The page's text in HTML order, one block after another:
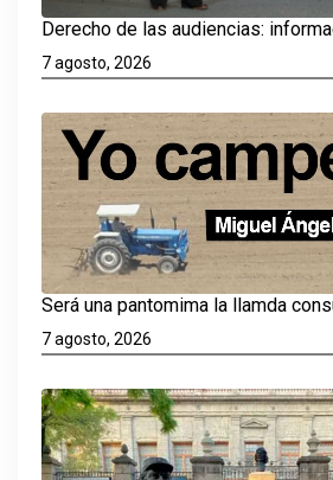
Derecho de las audiencias:
7 agosto, 2026
Será una pantomima la llamda
7 agosto, 2026